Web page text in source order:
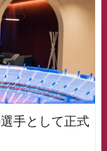
手として正式